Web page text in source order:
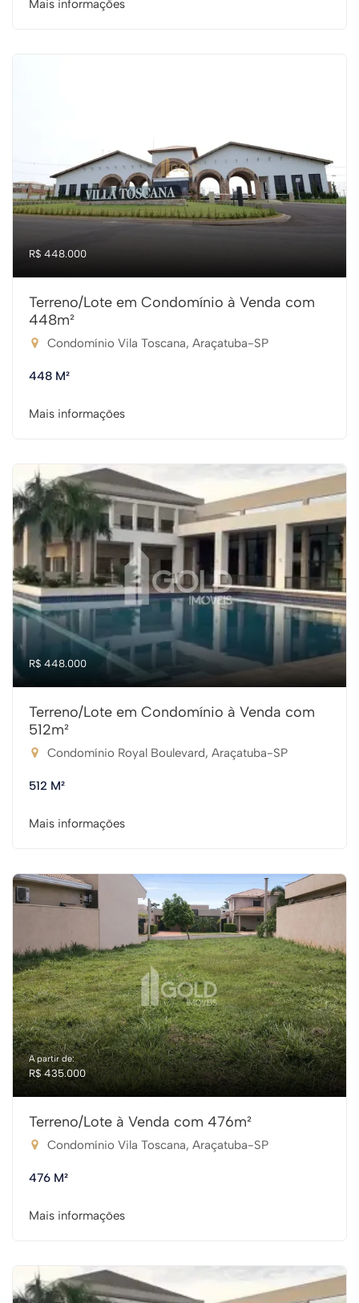
Mais informações
R$ 448.000
Terreno/Lote em Condomínio à Venda com
448m²
Condomínio Vila Toscana, Araçatuba-SP
448 M²
Mais informações
R$ 448.000
Terreno/Lote em Condomínio à Venda com
512m²
Condomínio Royal Boulevard, Araçatuba-SP
512 M²
Mais informações
A partir de:
R$ 435.000
Terreno/Lote à Venda com 476m²
Condomínio Vila Toscana, Araçatuba-SP
476 M²
Mais informações